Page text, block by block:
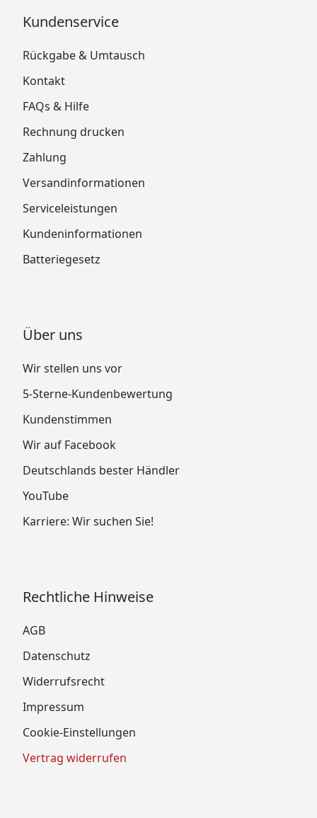
Kundenservice
Rückgabe & Umtausch
Kontakt
FAQs & Hilfe
Rechnung drucken
Zahlung
Versandinformationen
Serviceleistungen
Kundeninformationen
Batteriegesetz
Über uns
Wir stellen uns vor
5-Sterne-Kundenbewertung
Kundenstimmen
Wir auf Facebook
Deutschlands bester Händler
YouTube
Karriere: Wir suchen Sie!
Rechtliche Hinweise
AGB
Datenschutz
Widerrufsrecht
Impressum
Cookie-Einstellungen
Vertrag widerrufen